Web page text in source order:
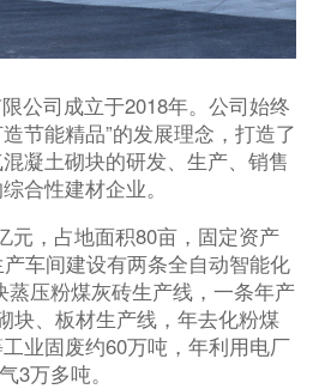
司成立于2018年。公司始终
节能精品”的发展理念，打造了
凝土砌块的研发、生产、销售
合性建材企业。
，占地面积80亩，固定资产
车间建设有两条全自动智能化
压粉煤灰砖生产线，一条年产
块、板材生产线，年去化粉煤
业固废约60万吨，年利用电厂
3万多吨。